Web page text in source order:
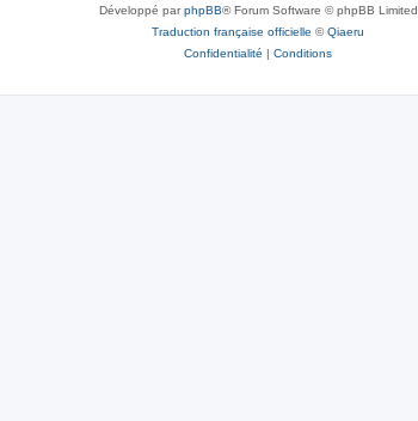
Développé parphpBB® Forum Software © phpBB Limited
Traduction française officielle ©Qiaeru
Confidentialité | Conditions